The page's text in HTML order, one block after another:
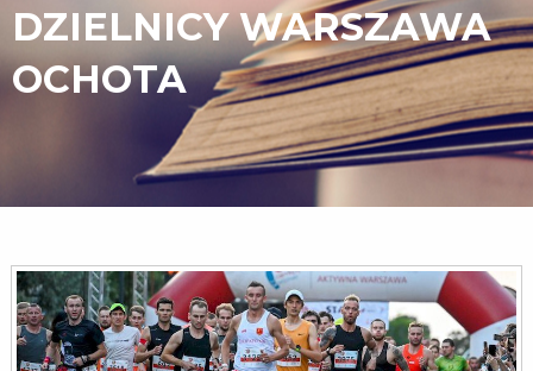
DZIELNICY WARSZAWA
OCHOTA